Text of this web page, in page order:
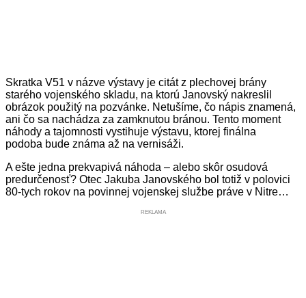
Skratka V51 v názve výstavy je citát z plechovej brány
starého vojenského skladu, na ktorú Janovský nakreslil
obrázok použitý na pozvánke. Netušíme, čo nápis znamená,
ani čo sa nachádza za zamknutou bránou. Tento moment
náhody a tajomnosti vystihuje výstavu, ktorej finálna
podoba bude známa až na vernisáži.
A ešte jedna prekvapivá náhoda – alebo skôr osudová
predurčenosť? Otec Jakuba Janovského bol totiž v polovici
80-tych rokov na povinnej vojenskej službe práve v Nitre…
REKLAMA